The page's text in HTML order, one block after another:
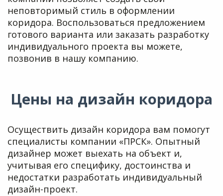
неповторимый стиль в оформлении
коридора. Воспользоваться предложением
готового варианта или заказать разработку
индивидуального проекта вы можете,
позвонив в нашу компанию.
Цены на дизайн коридора
Осуществить дизайн коридора вам помогут
специалисты компании «ПРСК». Опытный
дизайнер может выехать на объект и,
учитывая его специфику, достоинства и
недостатки разработать индивидуальный
дизайн-проект.